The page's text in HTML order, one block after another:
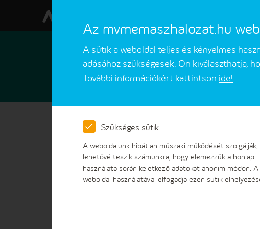
Ügyfeleinknek Ügyintézések
Az mvmemaszhalozat.hu
A sütik a weboldal teljes és kényelmes
adásához szükségesek. Ön kiválaszthatja,
További információkért kattintson ide!
Szükséges sütik
A weboldalunk hibátlan műszaki működését
lehetővé teszik számunkra, hogy elemezzük a honlap
használata során keletkező adatokat anonim módon. A
weboldal használatával elfogadja ezen sütik